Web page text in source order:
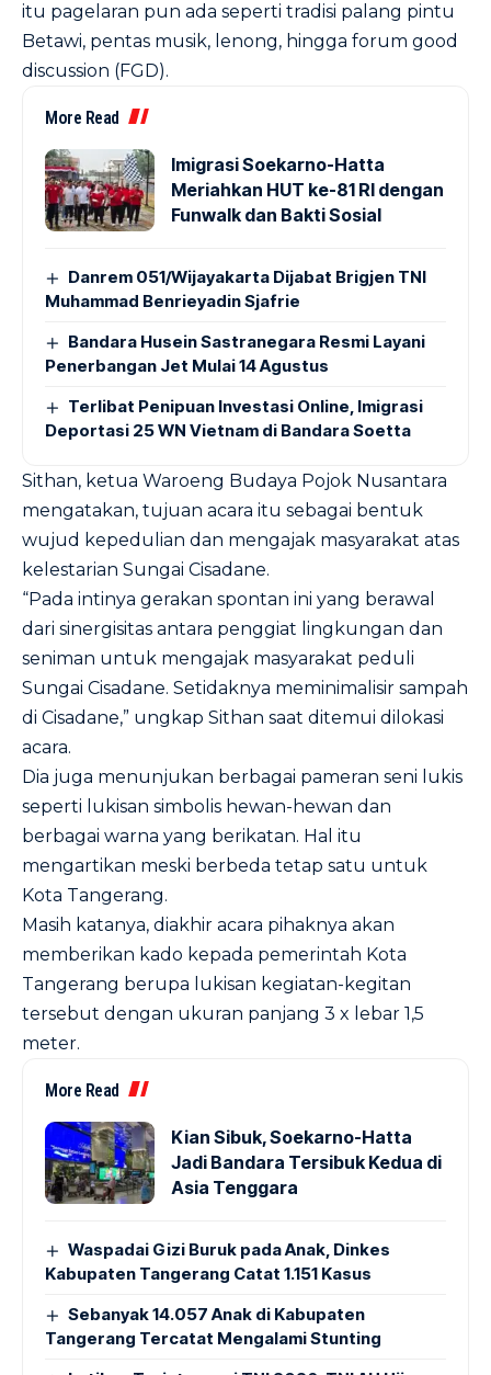
itu pagelaran pun ada seperti tradisi palang pintu
Betawi, pentas musik, lenong, hingga forum good
discussion (FGD).
More Read
Imigrasi Soekarno-Hatta
Meriahkan HUT ke-81 RI dengan
Funwalk dan Bakti Sosial
Danrem 051/Wijayakarta Dijabat Brigjen TNI
Muhammad Benrieyadin Sjafrie
Bandara Husein Sastranegara Resmi Layani
Penerbangan Jet Mulai 14 Agustus
Terlibat Penipuan Investasi Online, Imigrasi
Deportasi 25 WN Vietnam di Bandara Soetta
Sithan, ketua Waroeng Budaya Pojok Nusantara
mengatakan, tujuan acara itu sebagai bentuk
wujud kepedulian dan mengajak masyarakat atas
kelestarian Sungai Cisadane.
“Pada intinya gerakan spontan ini yang berawal
dari sinergisitas antara penggiat lingkungan dan
seniman untuk mengajak masyarakat peduli
Sungai Cisadane. Setidaknya meminimalisir sampah
di Cisadane,” ungkap Sithan saat ditemui dilokasi
acara.
Dia juga menunjukan berbagai pameran seni lukis
seperti lukisan simbolis hewan-hewan dan
berbagai warna yang berikatan. Hal itu
mengartikan meski berbeda tetap satu untuk
Kota Tangerang.
Masih katanya, diakhir acara pihaknya akan
memberikan kado kepada pemerintah Kota
Tangerang berupa lukisan kegiatan-kegitan
tersebut dengan ukuran panjang 3 x lebar 1,5
meter.
More Read
Kian Sibuk, Soekarno-Hatta
Jadi Bandara Tersibuk Kedua di
Asia Tenggara
Waspadai Gizi Buruk pada Anak, Dinkes
Kabupaten Tangerang Catat 1.151 Kasus
Sebanyak 14.057 Anak di Kabupaten
Tangerang Tercatat Mengalami Stunting